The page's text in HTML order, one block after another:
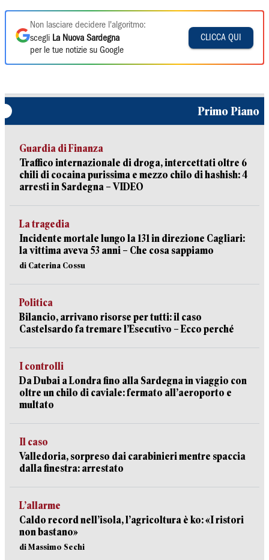
Non lasciare decidere l'algoritmo:
scegli La Nuova Sardegna
per le tue notizie su Google
CLICCA QUI
Primo Piano
Guardia di Finanza
Traffico internazionale di droga, intercettati oltre 6
chili di cocaina purissima e mezzo chilo di hashish: 4
arresti in Sardegna – VIDEO
La tragedia
Incidente mortale lungo la 131 in direzione Cagliari:
la vittima aveva 53 anni – Che cosa sappiamo
di Caterina Cossu
Politica
Bilancio, arrivano risorse per tutti: il caso
Castelsardo fa tremare l’Esecutivo – Ecco perché
I controlli
Da Dubai a Londra fino alla Sardegna in viaggio con
oltre un chilo di caviale: fermato all’aeroporto e
multato
Il caso
Valledoria, sorpreso dai carabinieri mentre spaccia
dalla finestra: arrestato
L’allarme
Caldo record nell’isola, l’agricoltura è ko: «I ristori
non bastano»
di Massimo Sechi